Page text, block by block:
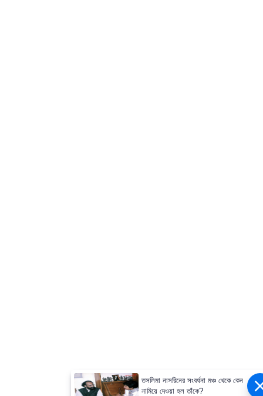
তসলিমা নাসরিনের সংবর্ধনা মঞ্চ থেকে কেন
নামিয়ে দেওয়া হল তাঁকে?